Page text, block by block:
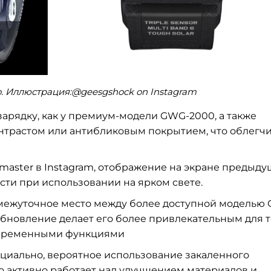
Иллюстрация:@geesgshock on Instagram
как у премиум-модели GWG-2000, а также
или антибликовым покрытием, что
в Instagram, отображение на экране
при использовании на ярком свете.
место между более доступной моделью
делает его более привлекательным для
функциями
вероятное использование закаленного